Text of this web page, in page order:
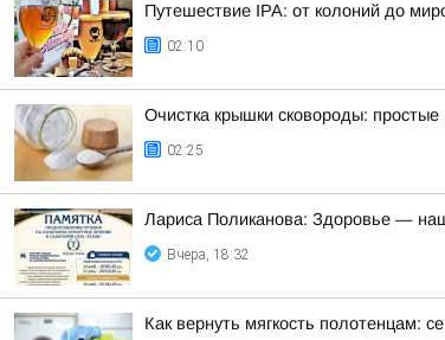
Путешествие IPA: от колоний до
02:10
Очистка крышки сковороды:
02:25
Лариса Поликанова: Здоровье —
Вчера, 18:32
Как вернуть мягкость полотенцам: